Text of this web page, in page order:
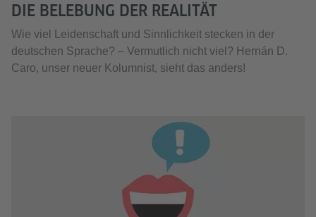
DIE BELEBUNG DER REALITÄT
Wie viel Leidenschaft und Sinnlichkeit stecken in der
deutschen Sprache? – Vermutlich nicht viel? Hernán D.
Caro, unser neuer Kolumnist, sieht das anders!